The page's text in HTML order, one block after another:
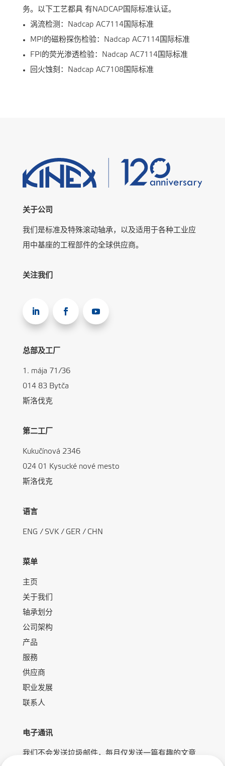
务。以下工艺都具 有NADCAP国际标准认证。
涡流检测：Nadcap AC7114国际标准
MPI的磁粉探伤检验：Nadcap AC7114国际标准
FPI的荧光渗透检验：Nadcap AC7114国际标准
回火蚀刻：Nadcap AC7108国际标准
关于公司
我们是标准及特殊滚动轴承，以及适用于各种工业应
用中基座的工程部件的全球供应商。
关注我们
总部及工厂
1. mája 71/36
014 83 Bytča
斯洛伐克
第二工厂
Kukučínová 2346
024 01 Kysucké nové mesto
斯洛伐克
语言
ENG / SVK/ GER/ CHN
菜单
主页
关于我们
轴承划分
公司架构
产品
服務
供应商
职业发展
联系人
电子通讯
我们不会发送垃圾邮件，每月仅发送一篇有趣的文章